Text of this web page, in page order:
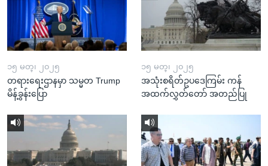
၁၅ မတ္၊ ၂၀၂၅
တရားရေးဌာနမှာ သမ္မတ Trump
မိန့်ခွန်းပြော
၁၅ မတ္၊ ၂၀၂၅
အသုံးစရိတ်ဥပဒေကြမ်း ကန်
အထက်လွှတ်တော် အတည်ပြု